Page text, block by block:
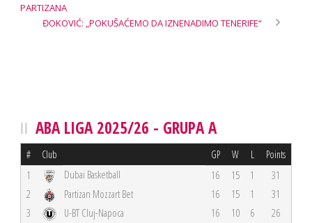
PARTIZANA
ĐOKOVIĆ: „POKUŠAĆEMO DA IZNENADIMO TENERIFE“
ABA LIGA 2025/26 - GRUPA A
# Club GP W L Points
1 Dubai Basketball 16 15 1
31
2
Partizan Mozzart Bet 16 15 1
31
3
U-BT Cluj-Napoca 16 10 6
26